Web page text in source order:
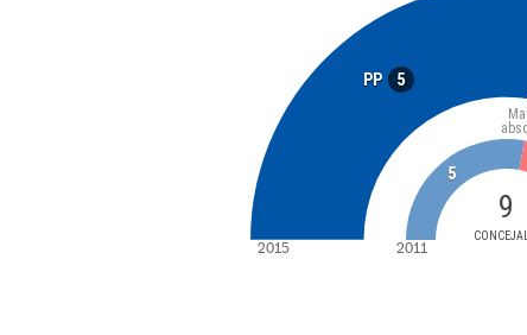
PP 5
9
5
2015 2011